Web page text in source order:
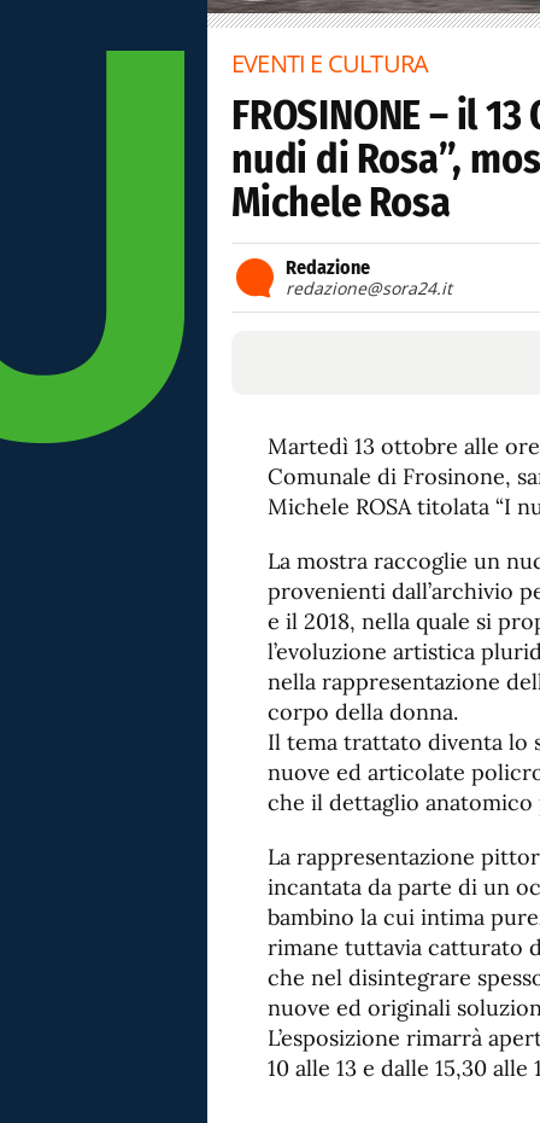
EVENTI E CULTURA
FROSINONE – il
nudi di Rosa”,
Michele Rosa
Redazione
redazione@sora24.it
Martedì 13 ottobre alle
Comunale di Frosinone,
Michele ROSA titolata “I
La mostra raccoglie un
provenienti dall’archivio
e il 2018, nella quale si
l’evoluzione artistica
nella rappresentazione
corpo della donna.
Il tema trattato diventa lo
nuove ed articolate
che il dettaglio anatomico
La rappresentazione
incantata da parte di un
bambino la cui intima
rimane tuttavia catturato
che nel disintegrare
nuove ed originali
L’esposizione rimarrà
10 alle 13 e dalle 15,30 alle